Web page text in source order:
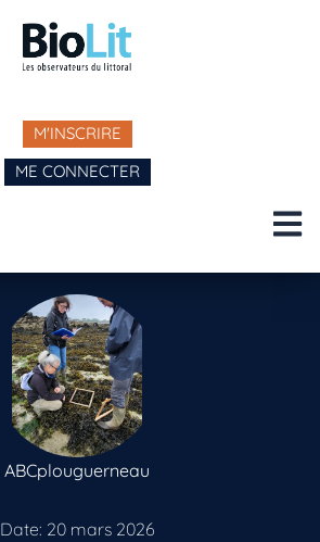
M'INSCRIRE
ME CONNECTER
ABCplouguerneau
Date: 20 mars 2026